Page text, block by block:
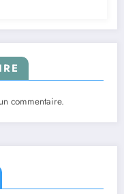
commentaire.